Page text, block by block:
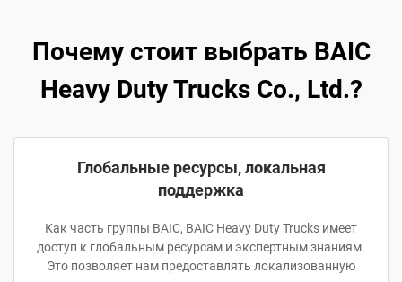
Почему стоит выбрать BAIC
Heavy Duty Trucks Co., Ltd.?
Глобальные ресурсы, локальная
поддержка
Как часть группы BAIC, BAIC Heavy Duty Trucks имеет
доступ к глобальным ресурсам и экспертным знаниям.
Это позволяет нам предоставлять локализованную